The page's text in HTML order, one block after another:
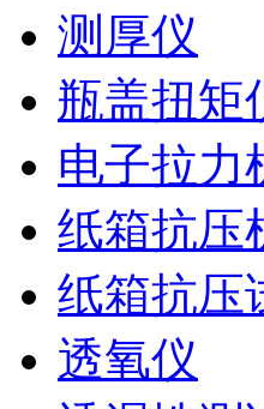
测厚仪
瓶盖扭矩
电子拉力
纸箱抗压
纸箱抗压
透氧仪